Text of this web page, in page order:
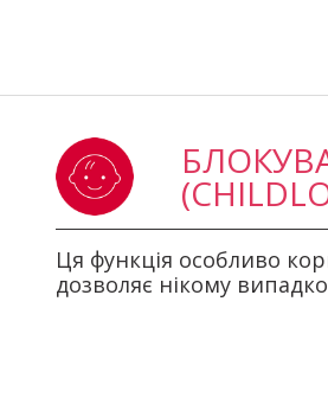
Ця функція особливо
дозволяє нікому